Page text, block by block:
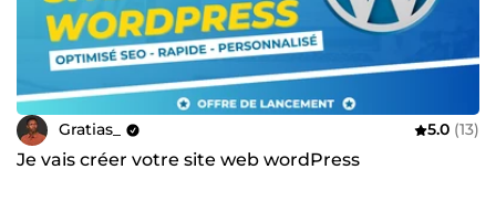
Gratias_ 5.0 (13)
Je vais créer votre site web wordPress